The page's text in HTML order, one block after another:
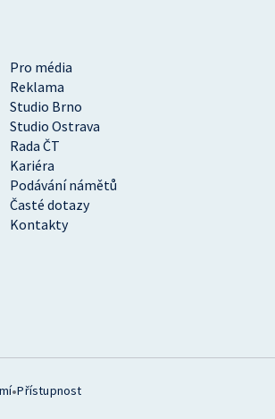
Pro média
Reklama
Studio Brno
Studio Ostrava
Rada ČT
Kariéra
Podávání námětů
Časté dotazy
Kontakty
•Přístupnost